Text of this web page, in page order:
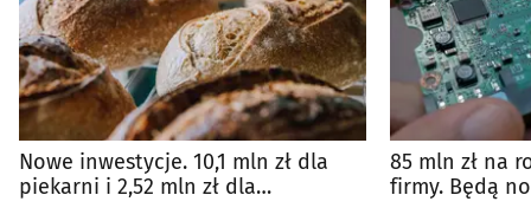
Nowe inwestycje. 10,1 mln zł dla
piekarni i 2,52 mln zł dla
85 mln zł na
firmy. Będą